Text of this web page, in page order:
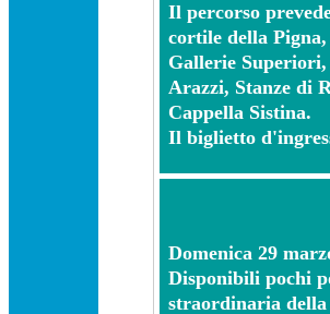
Il percorso
cortile della
Gallerie
Arazzi, Stanze di
Cappella Sistina.
Il biglietto
Domenica 29
Disponibili pochi
straordinaria della